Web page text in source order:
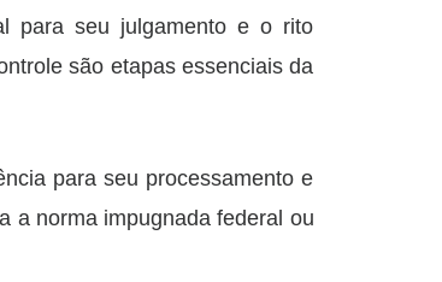
para seu julgamento e o rito
são etapas essenciais da
para seu processamento e
a norma impugnada federal ou